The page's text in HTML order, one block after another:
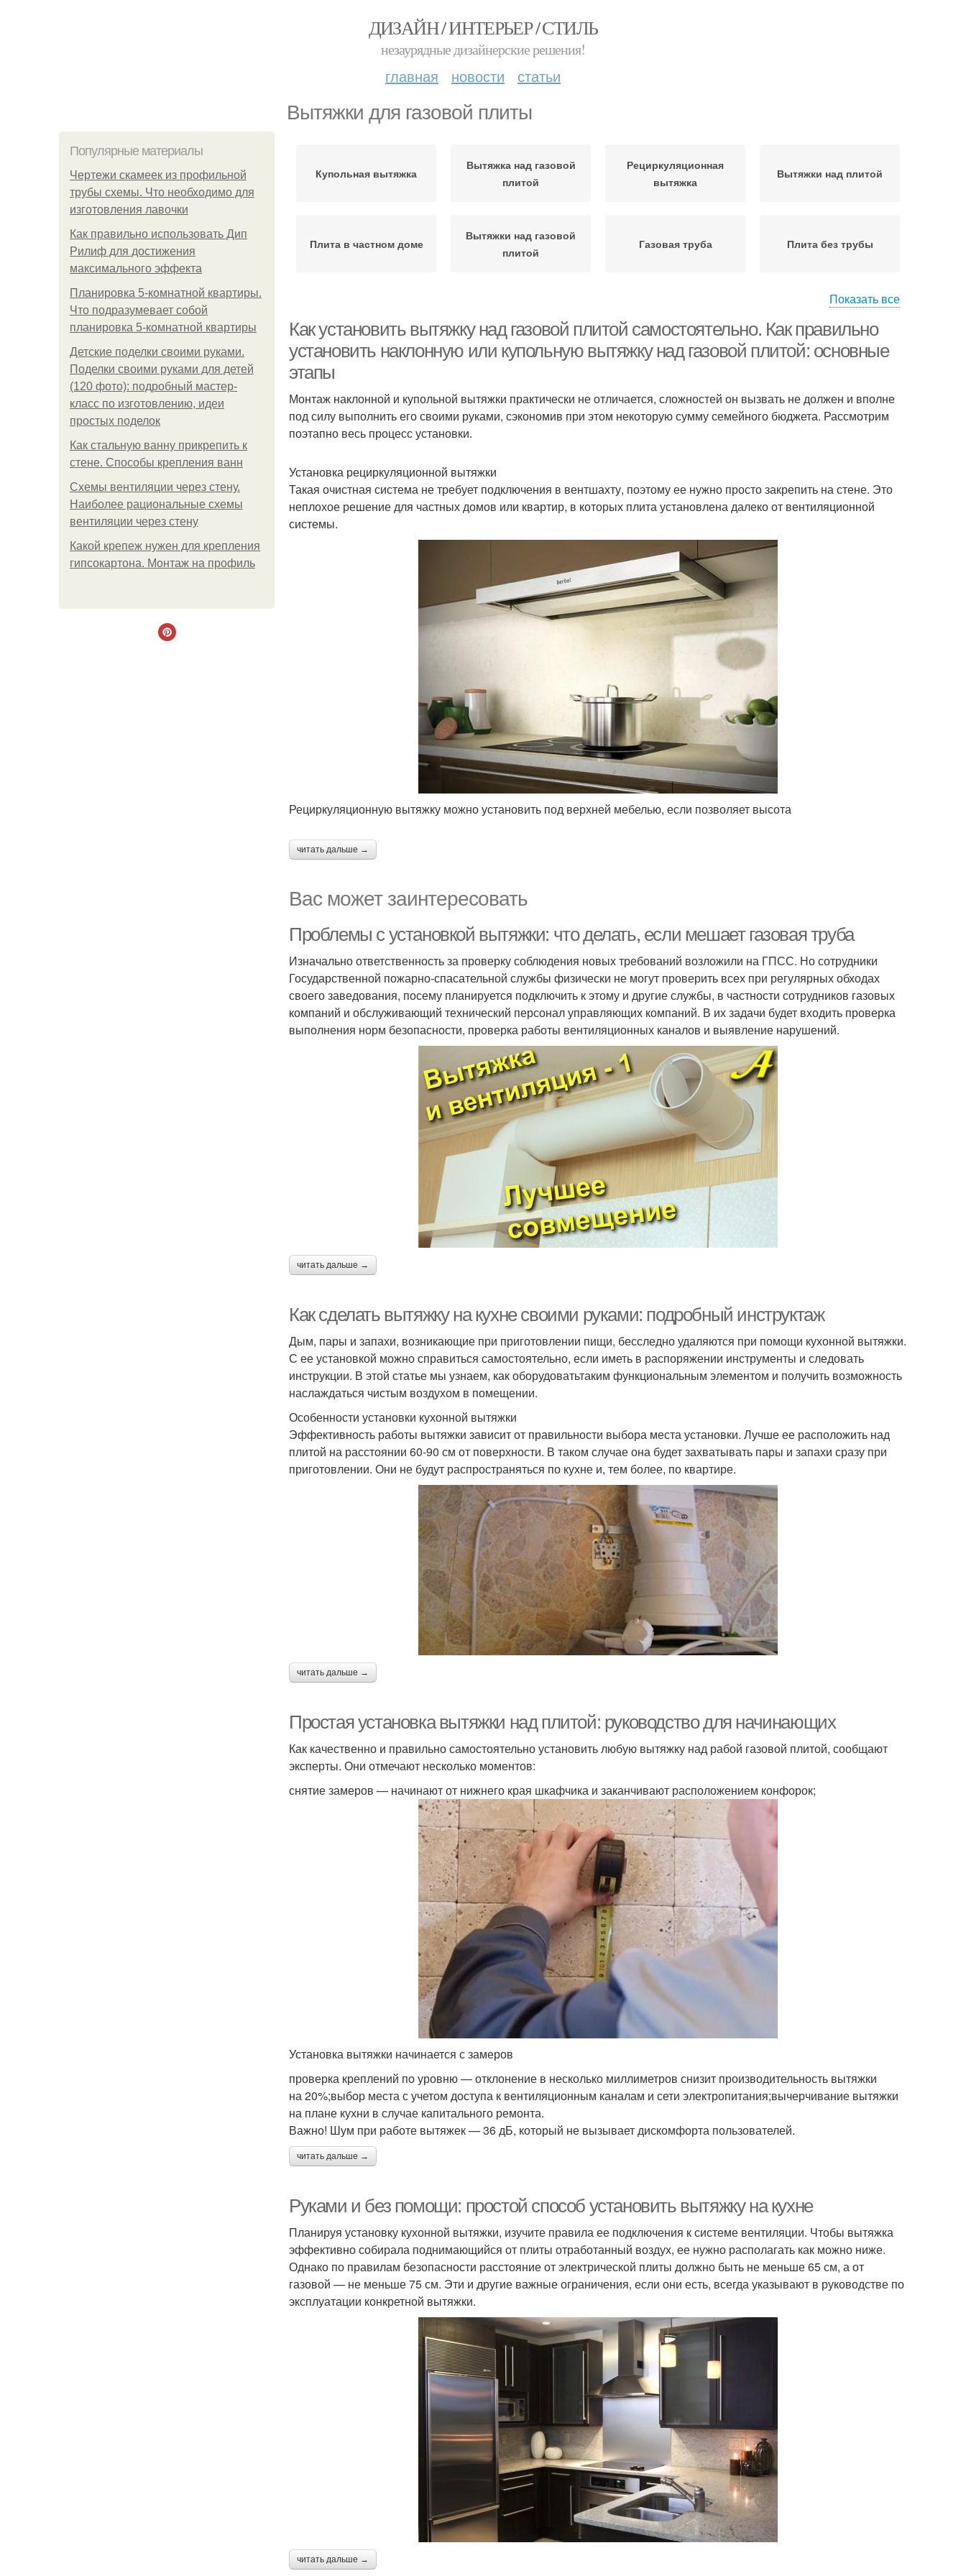
ДИЗАЙН / ИНТЕРЬЕР / СТИЛЬ
незаурядные дизайнерские решения!
главная новости статьи
Вытяжки для газовой плиты
Популярные материалы
Чертежи скамеек из профильной
трубы схемы. Что необходимо для
изготовления лавочки
Как правильно использовать Дип
Рилиф для достижения
максимального эффекта
Планировка 5-комнатной квартиры.
Что подразумевает собой
планировка 5-комнатной квартиры
Детские поделки своими руками.
Поделки своими руками для детей
(120 фото): подробный мастер-
класс по изготовлению, идеи
простых поделок
Как стальную ванну прикрепить к
стене. Способы крепления ванн
Схемы вентиляции через стену.
Наиболее рациональные схемы
вентиляции через стену
Какой крепеж нужен для крепления
гипсокартона. Монтаж на профиль
Купольная вытяжка
Вытяжка над газовой
плитой
Рециркуляционная
вытяжка
Вытяжки над плитой
Плита в частном доме
Вытяжки над газовой
плитой
Газовая труба Плита без трубы
воздуховода
Показать все
Как установить вытяжку над газовой плитой самостоятельно. Как правильно
установить наклонную или купольную вытяжку над газовой плитой: основные
этапы
Монтаж наклонной и купольной вытяжки практически не отличается, сложностей он вызвать не должен и вполне
под силу выполнить его своими руками, сэкономив при этом некоторую сумму семейного бюджета. Рассмотрим
поэтапно весь процесс установки.
Установка рециркуляционной вытяжки
Такая очистная система не требует подключения в вентшахту, поэтому ее нужно просто закрепить на стене. Это
неплохое решение для частных домов или квартир, в которых плита установлена далеко от вентиляционной
системы.
Рециркуляционную вытяжку можно установить под верхней мебелью, если позволяет высота
читать дальше →
Вас может заинтересовать
Проблемы с установкой вытяжки: что делать, если мешает газовая труба
Изначально ответственность за проверку соблюдения новых требований возложили на ГПСС. Но сотрудники
Государственной пожарно-спасательной службы физически не могут проверить всех при регулярных обходах
своего заведования, посему планируется подключить к этому и другие службы, в частности сотрудников газовых
компаний и обслуживающий технический персонал управляющих компаний. В их задачи будет входить проверка
выполнения норм безопасности, проверка работы вентиляционных каналов и выявление нарушений.
читать дальше →
Как сделать вытяжку на кухне своими руками: подробный инструктаж
Дым, пары и запахи, возникающие при приготовлении пищи, бесследно удаляются при помощи кухонной вытяжки.
С ее установкой можно справиться самостоятельно, если иметь в распоряжении инструменты и следовать
инструкции. В этой статье мы узнаем, как оборудоватьтаким функциональным элементом и получить возможность
наслаждаться чистым воздухом в помещении.
Особенности установки кухонной вытяжки
Эффективность работы вытяжки зависит от правильности выбора места установки. Лучше ее расположить над
плитой на расстоянии 60-90 см от поверхности. В таком случае она будет захватывать пары и запахи сразу при
приготовлении. Они не будут распространяться по кухне и, тем более, по квартире.
читать дальше →
Простая установка вытяжки над плитой: руководство для начинающих
Как качественно и правильно самостоятельно установить любую вытяжку над рабой газовой плитой, сообщают
эксперты. Они отмечают несколько моментов:
снятие замеров — начинают от нижнего края шкафчика и заканчивают расположением конфорок;
Установка вытяжки начинается с замеров
проверка креплений по уровню — отклонение в несколько миллиметров снизит производительность вытяжки
на 20%;выбор места с учетом доступа к вентиляционным каналам и сети электропитания;вычерчивание вытяжки
на плане кухни в случае капитального ремонта.
Важно! Шум при работе вытяжек — 36 дБ, который не вызывает дискомфорта пользователей.
читать дальше →
Руками и без помощи: простой способ установить вытяжку на кухне
Планируя установку кухонной вытяжки, изучите правила ее подключения к системе вентиляции. Чтобы вытяжка
эффективно собирала поднимающийся от плиты отработанный воздух, ее нужно располагать как можно ниже.
Однако по правилам безопасности расстояние от электрической плиты должно быть не меньше 65 см, а от
газовой — не меньше 75 см. Эти и другие важные ограничения, если они есть, всегда указывают в руководстве по
эксплуатации конкретной вытяжки.
читать дальше →